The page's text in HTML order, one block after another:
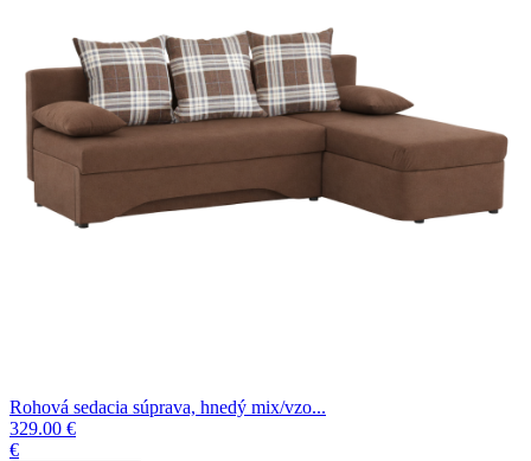
Rohová sedacia súprava, hnedý mix/vzo...
329.00 €
€